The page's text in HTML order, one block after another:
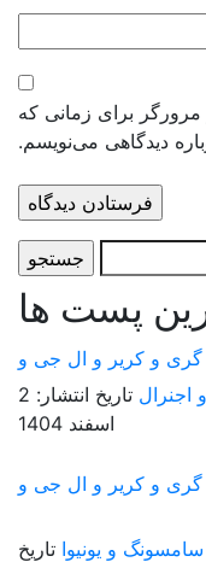
برای زمانی که
دیدگاهی می‌نویسم.
پست ها
و کریر و ال جی و
تاریخ انتشار: 2
اسفند 1404
و کریر و ال جی و
و یونیوا تاریخ